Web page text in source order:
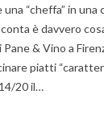
“cheffa” in una
è davvero
& Vino a
piatti
20 il…